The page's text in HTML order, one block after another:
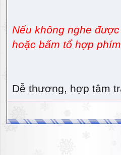
Nếu không nghe
hoặc bấm tổ hợp
Dễ thương, hợp tâm